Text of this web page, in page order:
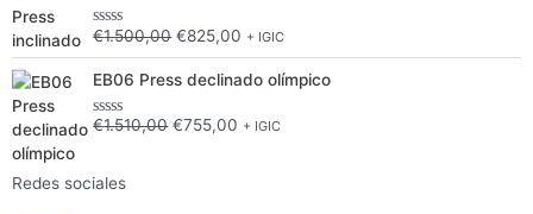
5
Valorado
con
0
de
5
€1.500,00 original
€1.500,00.
€825,00
€825,00.
+ IGIC
EB06 Press declinado olímpico
Valorado
de
5
€1.510,00
precio
original
€755,00 + IGIC
Redes sociales